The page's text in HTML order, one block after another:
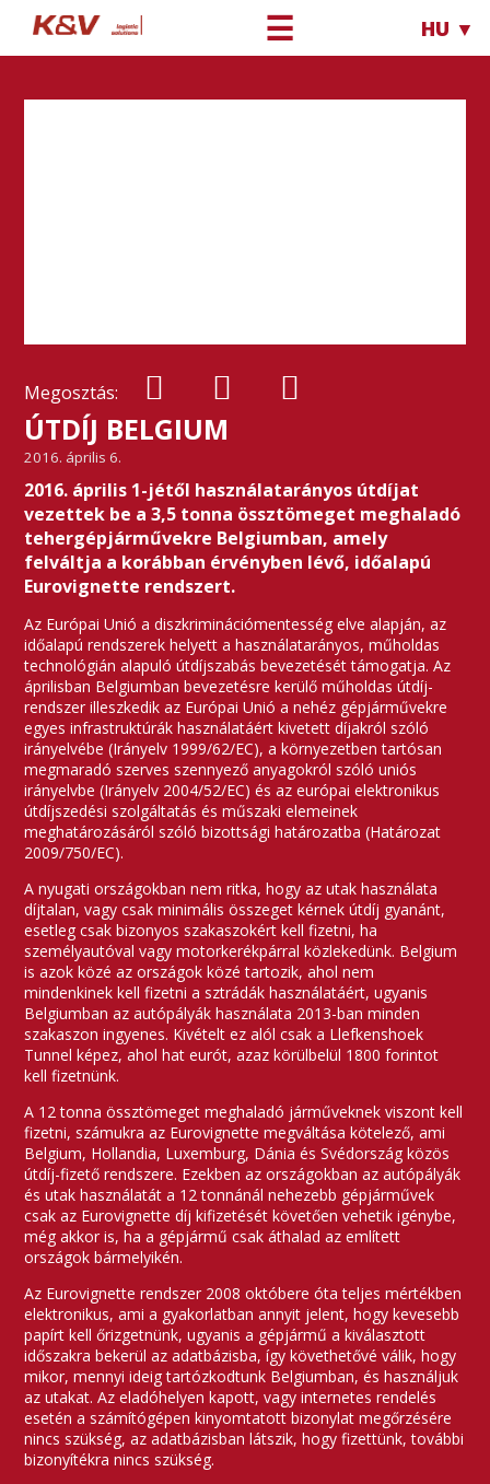
☰ HU ▼
Megosztás:
ÚTDÍJ BELGIUM
2016. április 6.
2016. április 1-jétől használatarányos útdíjat
vezettek be a 3,5 tonna össztömeget meghaladó
tehergépjárművekre Belgiumban, amely
felváltja a korábban érvényben lévő, időalapú
Eurovignette rendszert.
Az Európai Unió a diszkriminációmentesség elve alapján, az
időalapú rendszerek helyett a használatarányos, műholdas
technológián alapuló útdíjszabás bevezetését támogatja. Az
áprilisban Belgiumban bevezetésre kerülő műholdas útdíj-
rendszer illeszkedik az Európai Unió a nehéz gépjárművekre
egyes infrastruktúrák használatáért kivetett díjakról szóló
irányelvébe (Irányelv 1999/62/EC), a környezetben tartósan
megmaradó szerves szennyező anyagokról szóló uniós
irányelvbe (Irányelv 2004/52/EC) és az európai elektronikus
útdíjszedési szolgáltatás és műszaki elemeinek
meghatározásáról szóló bizottsági határozatba (Határozat
2009/750/EC).
A nyugati országokban nem ritka, hogy az utak használata
díjtalan, vagy csak minimális összeget kérnek útdíj gyanánt,
esetleg csak bizonyos szakaszokért kell fizetni, ha
személyautóval vagy motorkerékpárral közlekedünk. Belgium
is azok közé az országok közé tartozik, ahol nem
mindenkinek kell fizetni a sztrádák használatáért, ugyanis
Belgiumban az autópályák használata 2013-ban minden
szakaszon ingyenes. Kivételt ez alól csak a Llefkenshoek
Tunnel képez, ahol hat eurót, azaz körülbelül 1800 forintot
kell fizetnünk.
A 12 tonna össztömeget meghaladó járműveknek viszont kell
fizetni, számukra az Eurovignette megváltása kötelező, ami
Belgium, Hollandia, Luxemburg, Dánia és Svédország közös
útdíj-fizető rendszere. Ezekben az országokban az autópályák
és utak használatát a 12 tonnánál nehezebb gépjárművek
csak az Eurovignette díj kifizetését követően vehetik igénybe,
még akkor is, ha a gépjármű csak áthalad az említett
országok bármelyikén.
Az Eurovignette rendszer 2008 októbere óta teljes mértékben
elektronikus, ami a gyakorlatban annyit jelent, hogy kevesebb
papírt kell őrizgetnünk, ugyanis a gépjármű a kiválasztott
időszakra bekerül az adatbázisba, így követhetővé válik, hogy
mikor, mennyi ideig tartózkodtunk Belgiumban, és használjuk
az utakat. Az eladóhelyen kapott, vagy internetes rendelés
esetén a számítógépen kinyomtatott bizonylat megőrzésére
nincs szükség, az adatbázisban látszik, hogy fizettünk, további
bizonyítékra nincs szükség.